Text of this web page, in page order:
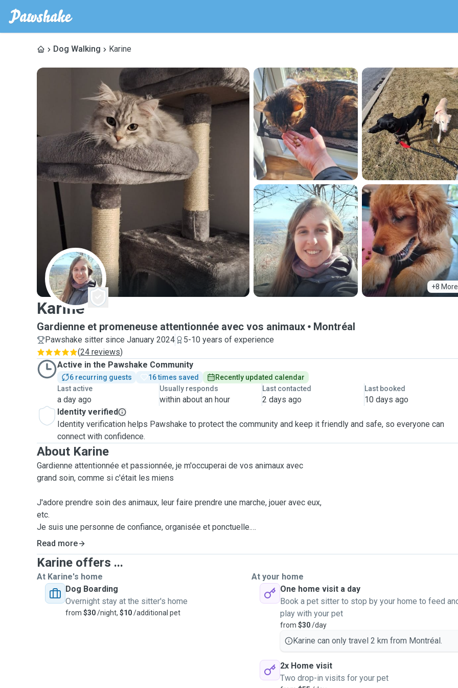
Dog Walking Karine
+8 More
K
Karine
Gardienne et promeneuse attentionnée avec vos animaux Montréal
Pawshake sitter since January 2024
5-10 years of experience
(24 reviews)
Active in the Pawshake Community
6 recurring guests 16 times saved
Recently updated calendar
Last active
a day ago
Usually responds
within about an hour
Last contacted
2 days ago
Last booked
10 days ago
Identity verified
Identity verification helps Pawshake to protect the community and keep it friendly and safe, so everyone can
connect with confidence.
About Karine
Gardienne attentionnée et passionnée, je m'occuperai de vos animaux avec
grand soin, comme si c'était les miens
J'adore prendre soin des animaux, leur faire prendre une marche, jouer avec eux,
etc.
Je suis une personne de confiance, organisée et ponctuelle.
J'ai plusieurs expériences avec des chats et des chiens, de petite, moyenne et
grandeur taille.
Vous aurez l'esprit tranquille en faisant appel à mes services.
J'ai eu plusieurs chats et chiens dans le passé et j'ai participé à des cours de
dressage avec mes chiens.
Je n'ai actuellement pas de chien ou chat, je donnerai toute mon attention à votre
J'adore faire du sport et aller prendre des marches, je suis une personne très
Read more
Karine offers ...
At Karine's home
Dog Boarding
Overnight stay at the sitter's home
from $30/night, $10/additional pet
At your home
One home visit a day
Book a pet sitter to stop by your home to feed
play with your pet
from $30/day
Karine can only travel 2 km from Montréal.
2x Home visit
Two drop-in visits for your pet